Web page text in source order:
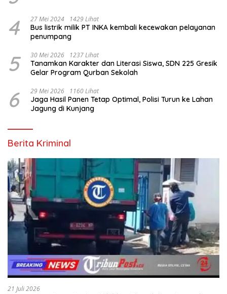
4 27 Mei 2024 1429 Lihat
Bus listrik milik PT INKA kembali kecewakan pelayanan
penumpang
5 30 Mei 2026 1237 Lihat
Tanamkan Karakter dan Literasi Siswa, SDN 225 Gresik
Gelar Program Qurban Sekolah
6 29 Mei 2026 1160 Lihat
Jaga Hasil Panen Tetap Optimal, Polisi Turun ke Lahan
Jagung di Kunjang
Berita Kriminal
21 Juli 2026